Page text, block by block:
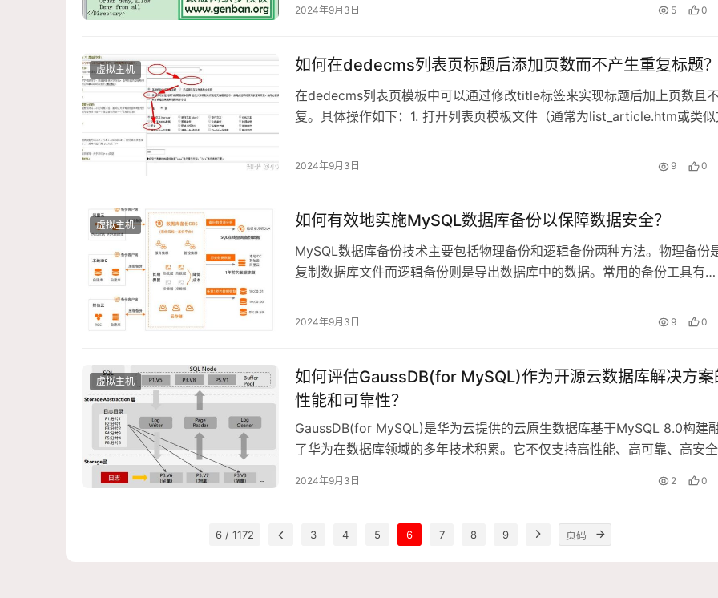
2024年9月3日 5 0
虚拟主机 如何在dedecms列表页标题后添加页数而不产生重复标题？
在dedecms列表页模板中可以通过修改title标签来实现标题后加上页数且
复。具体操作如下：1. 打开列表页模板文件（通常为list_article.htm或类
2024年9月3日 9 0
虚拟主机 如何有效地实施MySQL数据库备份以保障数据安全？
MySQL数据库备份技术主要包括物理备份和逻辑备份两种方法。物理备份
复制数据库文件而逻辑备份则是导出数据库中的数据。常用的备份工具有
2024年9月3日 9 0
虚拟主机
如何评估GaussDB(for MySQL)作为开源云数据库解决方案
性能和可靠性？
GaussDB(for MySQL)是华为云提供的云原生数据库基于MySQL 8.0构建
了华为在数据库领域的多年技术积累。它不仅支持高性能、高可靠、高安全
2024年9月3日 2 0
6 / 1172 3 4 5 6 7 8 9